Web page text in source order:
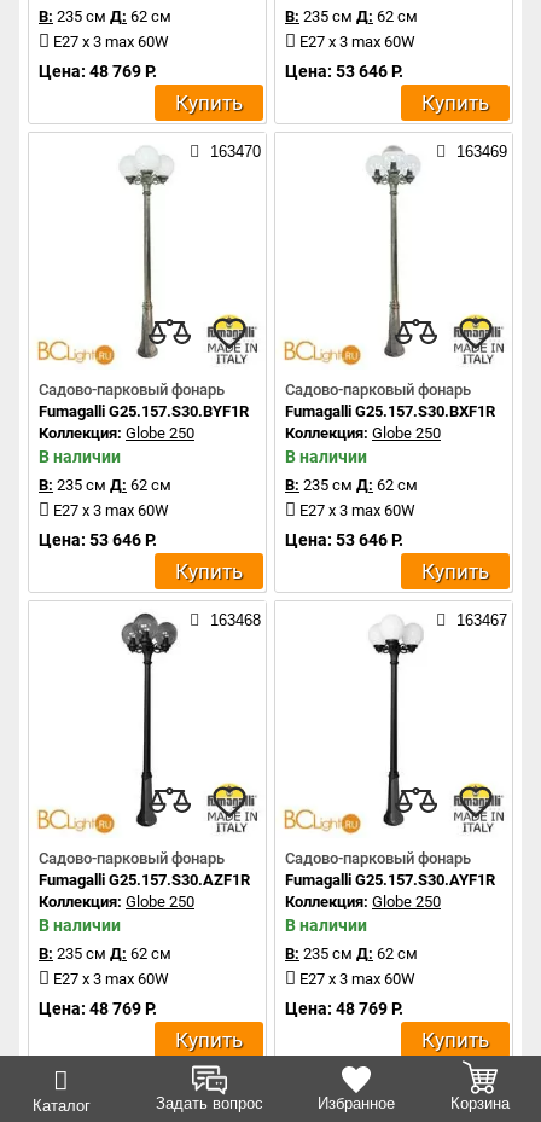
Каталог Задать вопрос Избранное Корзина
В: 235 см Д: 62 см
E27 x 3 max 60W
Цена: 48 769 Р.
Купить
В: 235 см Д: 62 см
E27 x 3 max 60W
Цена: 53 646 Р.
Купить
163470
Садово-парковый фонарь
Fumagalli G25.157.S30.BYF1R
Коллекция: Globe 250
В наличии
В: 235 см Д: 62 см
E27 x 3 max 60W
Цена: 53 646 Р.
Купить
163469
Садово-парковый фонарь
Fumagalli G25.157.S30.BXF1R
Коллекция: Globe 250
В наличии
В: 235 см Д: 62 см
E27 x 3 max 60W
Цена: 53 646 Р.
Купить
163468
Садово-парковый фонарь
Fumagalli G25.157.S30.AZF1R
Коллекция: Globe 250
В наличии
В: 235 см Д: 62 см
E27 x 3 max 60W
Цена: 48 769 Р.
Купить
163467
Садово-парковый фонарь
Fumagalli G25.157.S30.AYF1R
Коллекция: Globe 250
В наличии
В: 235 см Д: 62 см
E27 x 3 max 60W
Цена: 48 769 Р.
Купить
163466 163465